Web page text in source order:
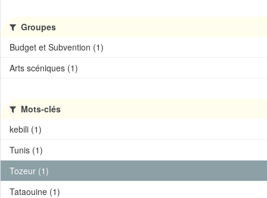
Groupes
Budget et Subvention (1)
Arts scéniques (1)
Mots-clés
kebili (1)
Tunis (1)
Tozeur (1)
Tataouine (1)